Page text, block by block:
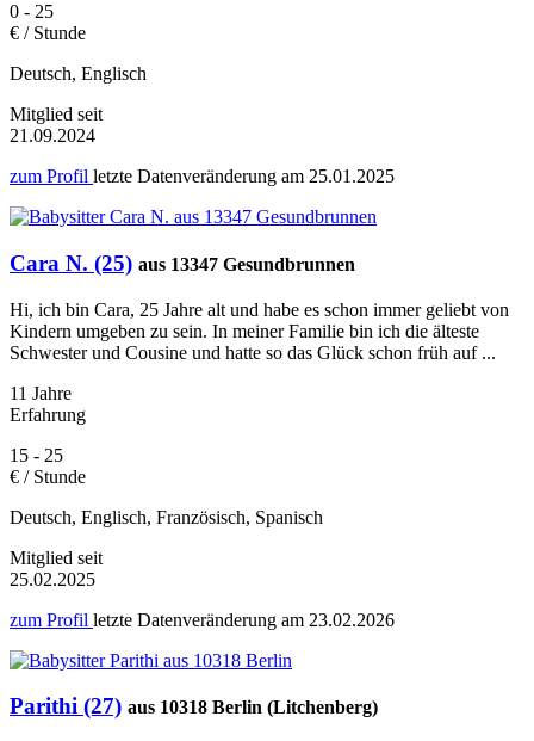
0 - 25
€ / Stunde
Deutsch, Englisch
Mitglied seit
21.09.2024
zum Profil letzte Datenveränderung am 25.01.2025
Cara N. (25) aus 13347 Gesundbrunnen
Hi, ich bin Cara, 25 Jahre alt und habe es schon immer geliebt von
Kindern umgeben zu sein. In meiner Familie bin ich die älteste
Schwester und Cousine und hatte so das Glück schon früh auf ...
11 Jahre
Erfahrung
15 - 25
€ / Stunde
Deutsch, Englisch, Französisch, Spanisch
Mitglied seit
25.02.2025
zum Profil letzte Datenveränderung am 23.02.2026
Parithi (27) aus 10318 Berlin (Litchenberg)